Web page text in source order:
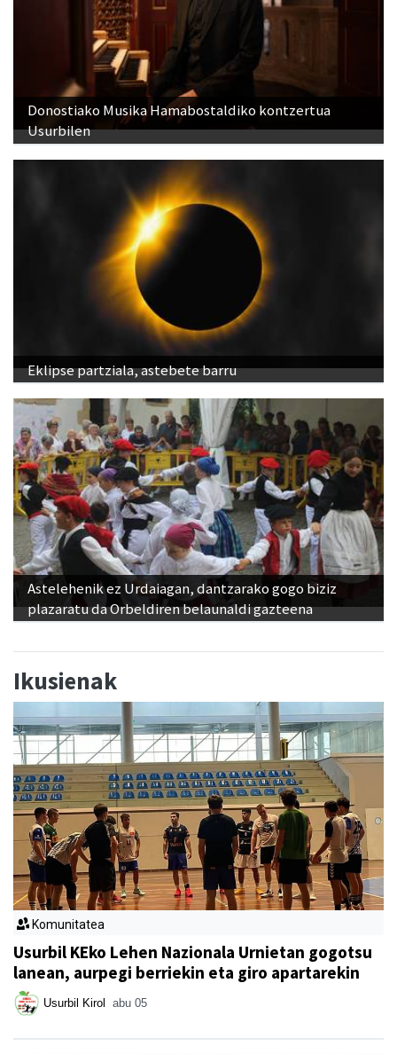
Donostiako Musika Hamabostaldiko kontzertua
Usurbilen
Eklipse partziala, astebete barru
Astelehenik ez Urdaiagan, dantzarako gogo biziz
plazaratu da Orbeldiren belaunaldi gazteena
Ikusienak
Komunitatea
Usurbil KEko Lehen Nazionala Urnietan gogotsu
lanean, aurpegi berriekin eta giro apartarekin
Usurbil Kirol abu 05